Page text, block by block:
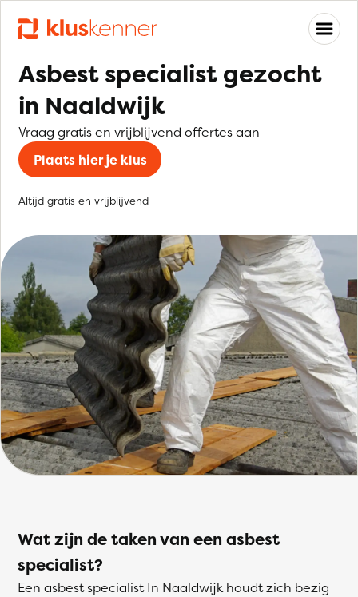
Asbest specialist gezocht
in Naaldwijk
Vraag gratis en vrijblijvend offertes aan
Plaats hier je klus
Altijd gratis en vrijblijvend
Wat zijn de taken van een asbest
specialist?
Een asbest specialist In Naaldwijk houdt zich bezig